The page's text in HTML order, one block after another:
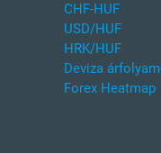
CHF-HUF
USD/HUF
HRK/HUF
Deviza
Forex Heatmap